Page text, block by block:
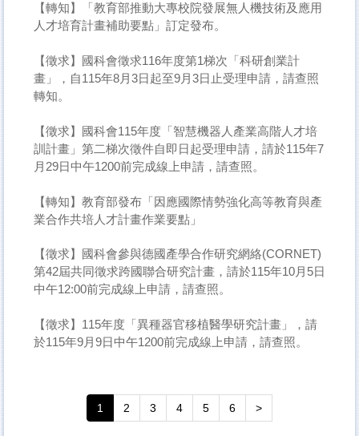
【轉知】「教育部推動大專校院發展無人機技術及應用
人才培育計畫補助要點」訂定發布。
【徵求】​​​國科會徵求116年度第1梯次「科研創業計
畫」，自115年8月3日起至9月3日止受理申請，請查照
轉知。
【徵求】國科會115年度「智慧機器人產業高階人才培
訓計畫」第二梯次徵件自即日起受理申請，請於115年7
月29日中午1200前完成線上申請，請查照。
【轉知】教育部發布「因應國際情勢強化高等教育與產
業合作共培人才計畫作業要點」
【徵求】​國科會參與德國產學合作研究網絡(CORNET)
第42屆共同徵求跨國聯合研究計畫，請於115年10月5日
中午12:00前完成線上申請，請查照。
【徵求】​115年度「異種器官移植醫學研究計畫」，請
於115年9月9日中午1200前完成線上申請，請查照。
1 2 3 4 5 6 >